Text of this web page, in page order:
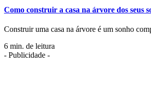
Como construir a casa na árvore dos seus
Construir uma casa na árvore é um sonho
6 min. de leitura
- Publicidade -